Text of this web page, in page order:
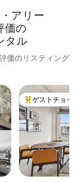
アリー
価⁠の
タ⁠ル
価のリスティング
大好評のゲスト
ゲストチョイス